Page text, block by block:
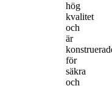
hög
kvalitet
och
är
för
säkra
och